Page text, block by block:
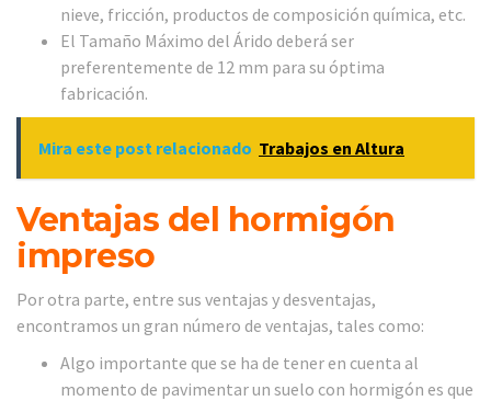
nieve, fricción, productos de composición química, etc.
El Tamaño Máximo del Árido deberá ser
preferentemente de 12 mm para su óptima
fabricación.
Mira este post relacionado Trabajos en Altura
Ventajas del hormigón
impreso
Por otra parte, entre sus ventajas y desventajas,
encontramos un gran número de ventajas, tales como:
Algo importante que se ha de tener en cuenta al
momento de pavimentar un suelo con hormigón es que